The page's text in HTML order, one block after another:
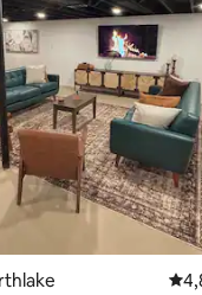
от 5, 9 отзива